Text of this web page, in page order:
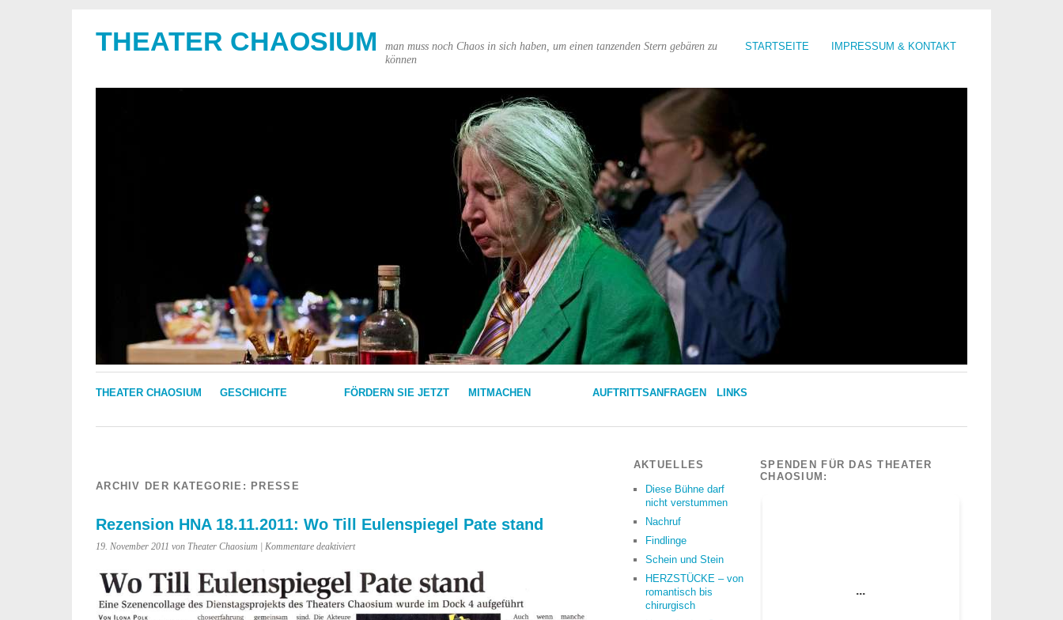
STARTSEITE IMPRESSUM & KONTAKT
THEATER CHAOSIUM
man muss noch Chaos in sich haben, um einen tanzenden Stern gebären zu
können
THEATER CHAOSIUM GESCHICHTE FÖRDERN SIE JETZT MITMACHEN AUFTRITTSANFRAGEN LINKS
ARCHIV DER KATEGORIE: PRESSE
Rezension HNA 18.11.2011: Wo Till Eulenspiegel Pate stand
19. November 2011 von Theater Chaosium | Kommentare deaktiviertfür
HNA
18.11.2011:
Wo
Till
AKTUELLES
Diese Bühne darf
nicht verstummen
Nachruf
Findlinge
Schein und Stein
HERZSTÜCKE – von
romantisch bis
chirurgisch
SPENDEN FÜR DAS THEATER
CHAOSIUM: